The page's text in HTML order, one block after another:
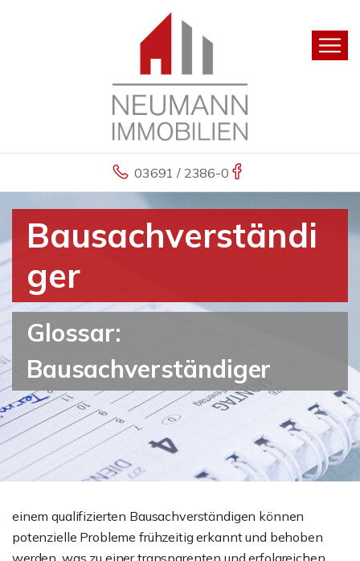
03691 / 2386-0
Bausachverständi
ger
Glossar:
Bausachverständiger
einem qualifizierten Bausachverständigen können
potenzielle Probleme frühzeitig erkannt und behoben
werden, was zu einer transparenten und erfolgreichen